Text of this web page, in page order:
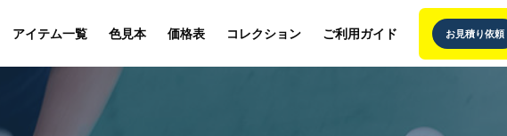
アイテム一覧 色見本 価格表 コレクション ご利用ガイド お見積り依頼